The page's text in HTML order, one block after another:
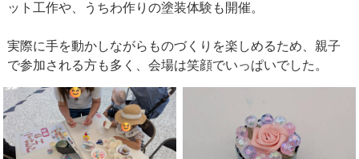
ット工作や、うちわ作りの塗装体験も開催。
実際に手を動かしながらものづくりを楽しめるため、親子
で参加される方も多く、会場は笑顔でいっぱいでした。